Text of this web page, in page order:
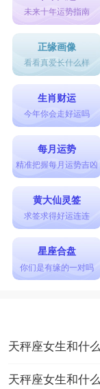
对于感情，
真。只要喜欢
方的想法，双
2.表白被拒
双鱼座对于
一份纯粹的爱
被拒绝表白，
鱼第一时间不
3.难以放手
即使表白被
复活，毕竟在
星座乐原创文
未来十年运势指南
正缘画像
看看真爱长什么样
生肖财运
今年你会走好运吗
每月运势
精准把握每月运势吉凶
黄大仙灵签
求签求得好运连连
星座合盘
你们是有缘的一对吗
天秤座女生和什
天秤座女生和什